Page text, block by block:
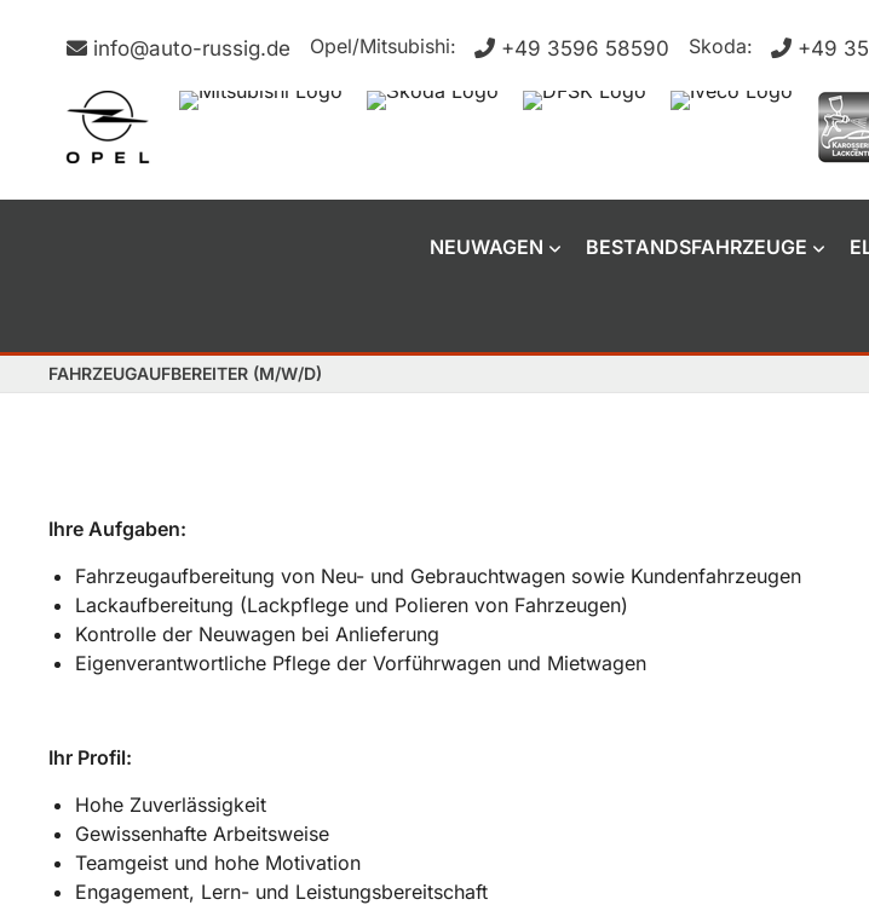
info@auto-russig.de Opel/Mitsubishi: +49 3596 58590 Skoda: +49
NEUWAGEN BESTANDSFAHRZEUGE
FAHRZEUGAUFBEREITER (M/W/D)
Ihre Aufgaben:
Fahrzeugaufbereitung von Neu- und Gebrauchtwagen sowie Kundenfahrzeugen
Lackaufbereitung (Lackpflege und Polieren von Fahrzeugen)
Kontrolle der Neuwagen bei Anlieferung
Eigenverantwortliche Pflege der Vorführwagen und Mietwagen
Ihr Profil:
Hohe Zuverlässigkeit
Gewissenhafte Arbeitsweise
Teamgeist und hohe Motivation
Engagement, Lern- und Leistungsbereitschaft